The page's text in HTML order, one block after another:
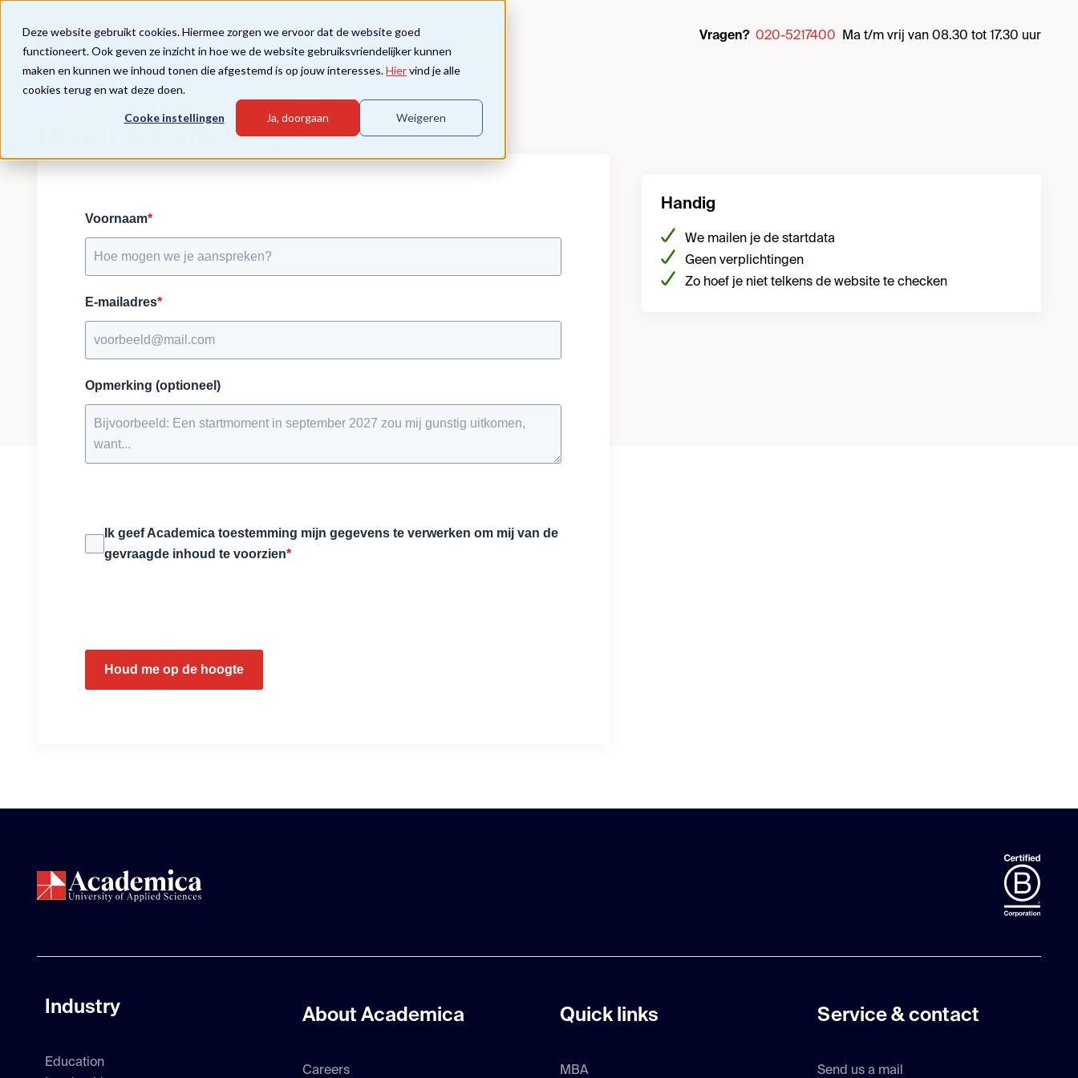
Deze website gebruikt cookies. Hiermee zorgen we ervoor dat de website goed
functioneert. Ook geven ze inzicht in hoe we de website gebruiksvriendelijker kunnen
maken en kunnen we inhoud tonen die afgestemd is op jouw interesses.Hiervind je alle
cookies terug en wat deze doen.
Cooke instellingen Ja, doorgaan Weigeren
Vragen? 020-5217400 Ma t/m vrij van 08.30 tot 17.30 uur
Kansengelijkheid en hoge verwachtingen
Houd me op de hoogte
Voornaam*
E-mailadres*
Opmerking (optioneel)
Ik geef Academica toestemming mijn gegevens te verwerken om mij van de
gevraagde inhoud te voorzien*
Houd me op de hoogte
Handig
We mailen je de startdata
Geen verplichtingen
Zo hoef je niet telkens de website te checken
Industry
Education
About Academica
Careers
Quick links
MBA
Service & contact
Send us a mail